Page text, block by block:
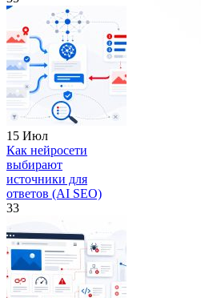
15 Июл
Как нейросети
выбирают
источники для
ответов (AI SEO)
33